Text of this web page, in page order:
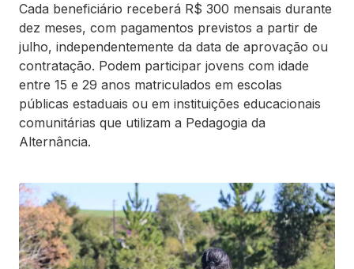
Cada beneficiário receberá R$ 300 mensais durante
dez meses, com pagamentos previstos a partir de
julho, independentemente da data de aprovação ou
contratação. Podem participar jovens com idade
entre 15 e 29 anos matriculados em escolas
públicas estaduais ou em instituições educacionais
comunitárias que utilizam a Pedagogia da
Alternância.